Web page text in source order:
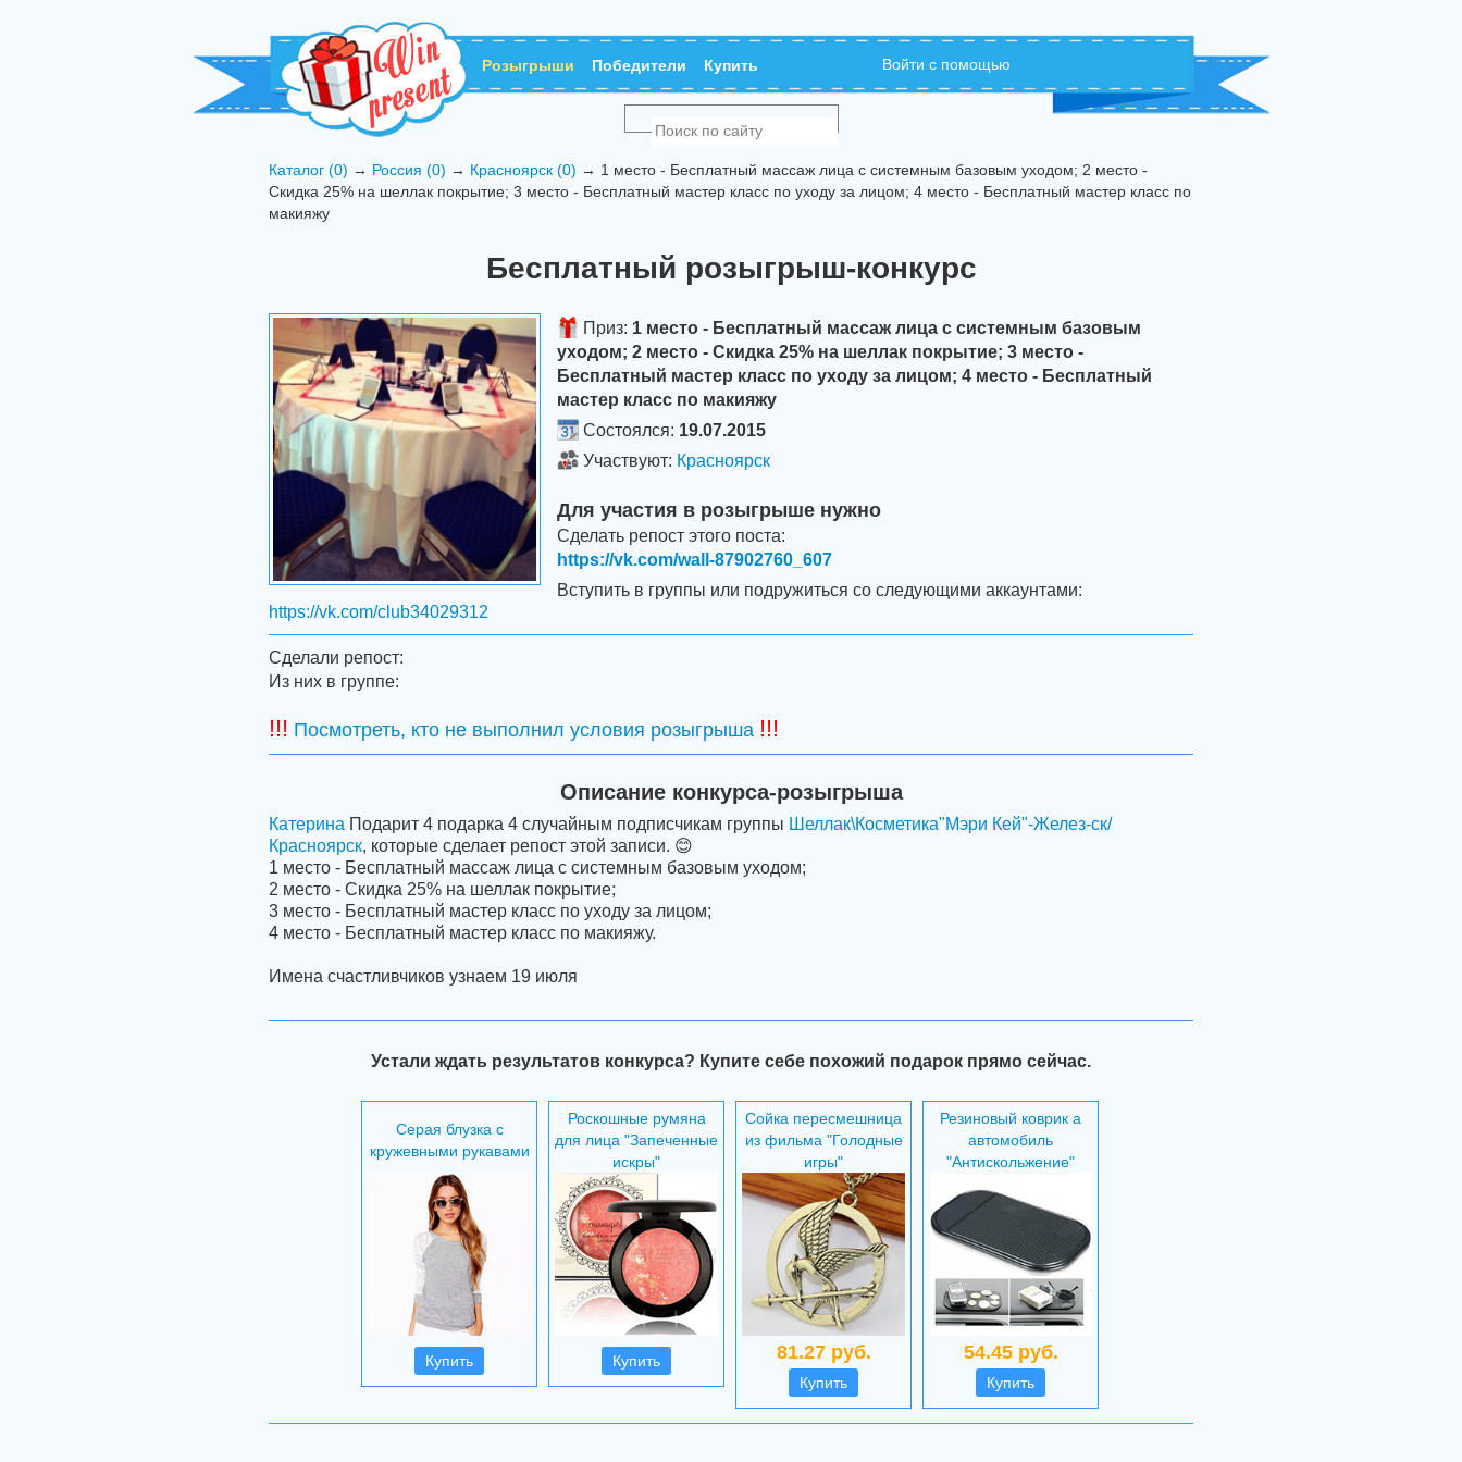
Розыгрыши Победители Купить Войти с помощью
Каталог (0) → Россия (0) → Красноярск (0) → 1 место - Бесплатный массаж лица с системным базовым уходом; 2 место -
Скидка 25% на шеллак покрытие; 3 место - Бесплатный мастер класс по уходу за лицом; 4 место - Бесплатный мастер класс по
макияжу
Бесплатный розыгрыш-конкурс
Приз: 1 место - Бесплатный массаж лица с системным базовым
уходом; 2 место - Скидка 25% на шеллак покрытие; 3 место -
Бесплатный мастер класс по уходу за лицом; 4 место - Бесплатный
мастер класс по макияжу
Состоялся: 19.07.2015
Участвуют: Красноярск
Для участия в розыгрыше нужно
Сделать репост этого поста:
https://vk.com/wall-87902760_607
Вступить в группы или подружиться со следующими аккаунтами:
https://vk.com/club34029312
Сделали репост:
Из них в группе:
!!! Посмотреть, кто не выполнил условия розыгрыша !!!
Описание конкурса-розыгрыша
Катерина Подарит 4 подарка 4 случайным подписчикам группы Шеллак\Косметика"Мэри Кей"-Желез-ск/
Красноярск, которые сделает репост этой записи. 😊
1 место - Бесплатный массаж лица с системным базовым уходом;
2 место - Скидка 25% на шеллак покрытие;
3 место - Бесплатный мастер класс по уходу за лицом;
4 место - Бесплатный мастер класс по макияжу.
Имена счастливчиков узнаем 19 июля
Устали ждать результатов конкурса? Купите себе похожий подарок прямо сейчас.
Серая блузка с
кружевными рукавами
Купить
Роскошные румяна
для лица "Запеченные
искры"
Купить
Сойка пересмешница
из фильма "Голодные
игры"
81.27 руб.
Купить
Резиновый коврик а
автомобиль
"Антискольжение"
54.45 руб.
Купить